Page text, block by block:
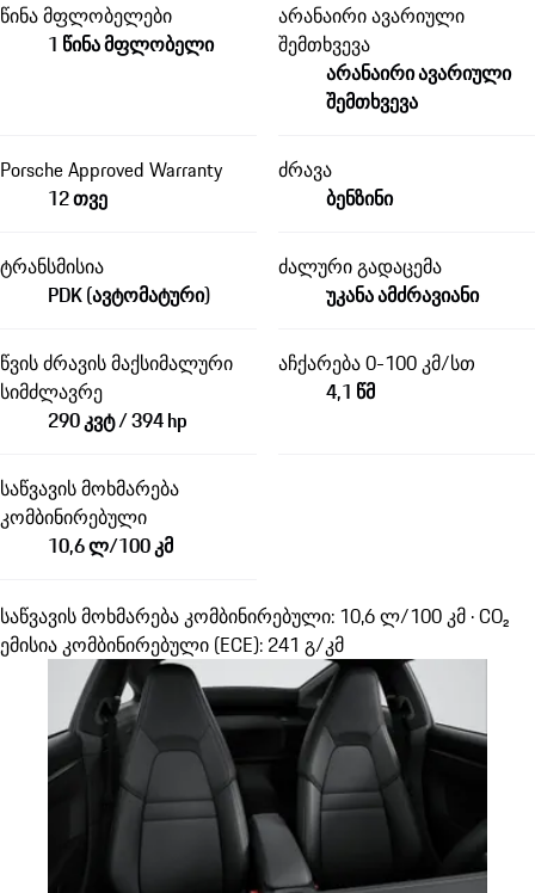
წინა მფლობელები
1 წინა მფლობელი
არანაირი ავარიული
შემთხვევა
არანაირი ავარიული
შემთხვევა
Porsche Approved Warranty
12 თვე
ძრავა
ბენზინი
ტრანსმისია
PDK (ავტომატური)
ძალური გადაცემა
უკანა ამძრავიანი
წვის ძრავის მაქსიმალური
სიმძლავრე
290 კვტ / 394 hp
აჩქარება 0-100 კმ/სთ
4,1 წმ
საწვავის მოხმარება
კომბინირებული
10,6 ლ/100 კმ
საწვავის მოხმარება კომბინირებული: 10,6 ლ/100 კმ · CO₂
ემისია კომბინირებული (ECE): 241 გ/კმ